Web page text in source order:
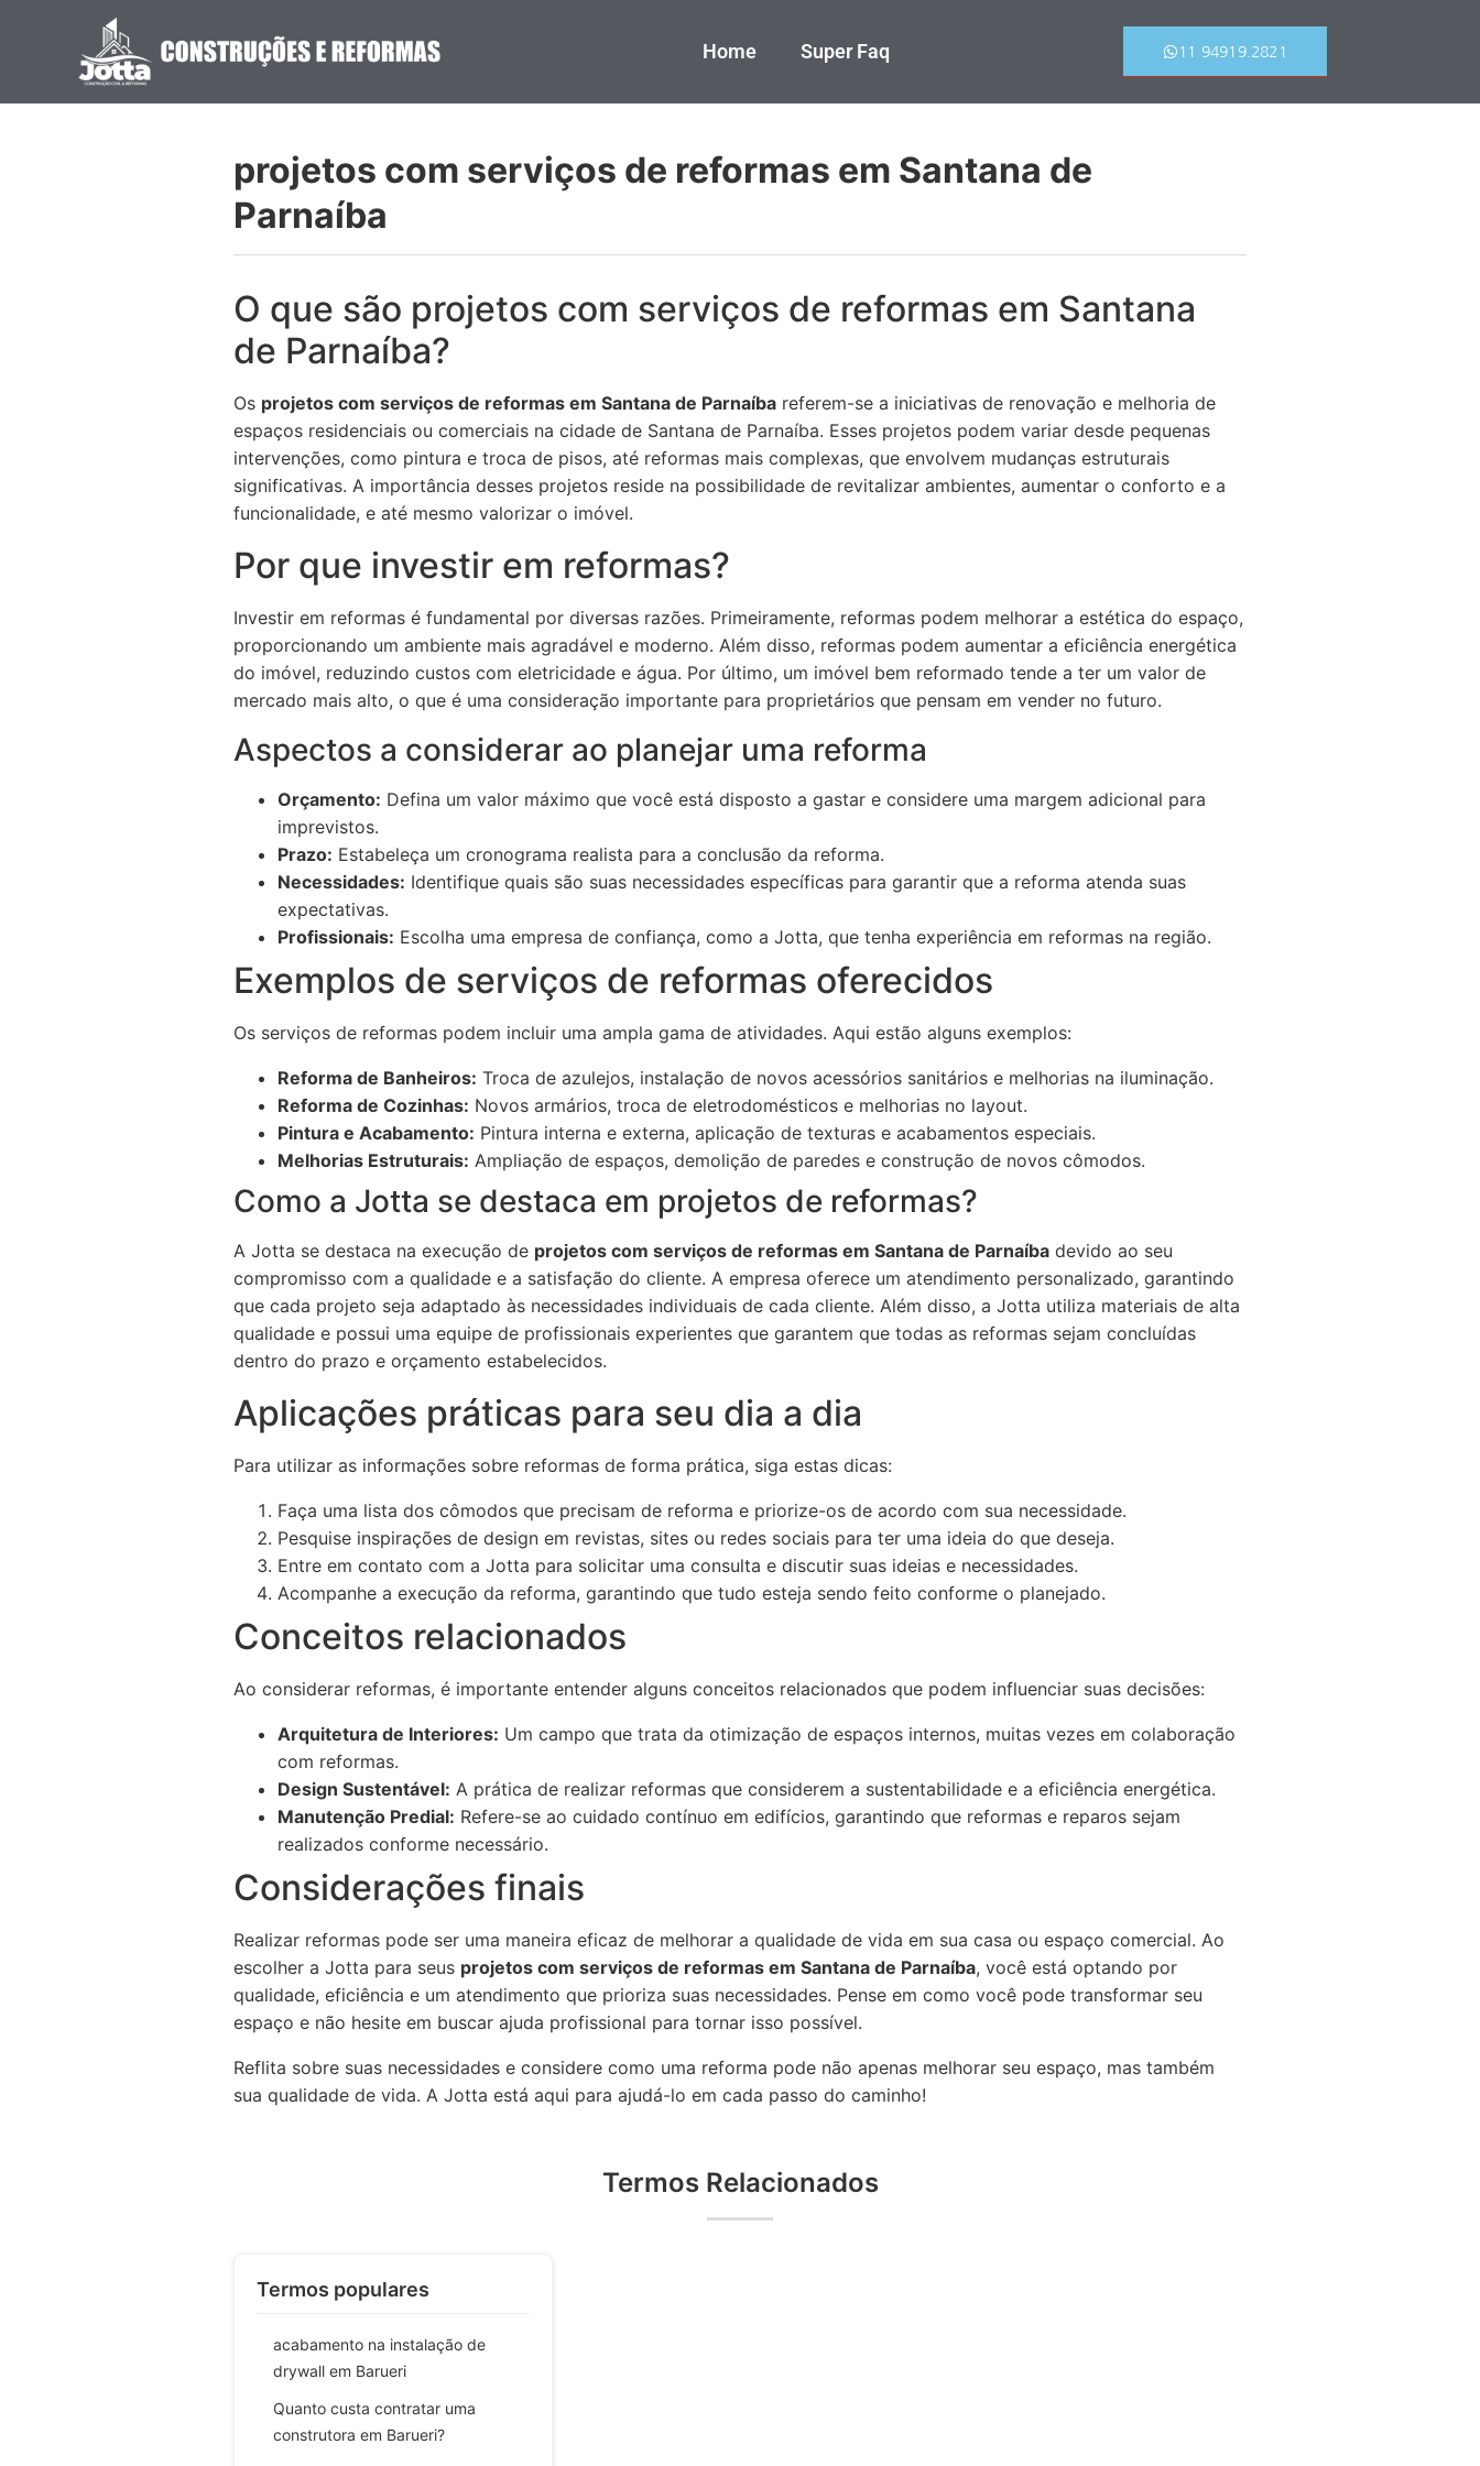
Home Super Faq 11 94919.2821
projetos com serviços de reformas em Santana de
Parnaíba
O que são projetos com serviços de reformas em Santana
de Parnaíba?
Os projetos com serviços de reformas em Santana de Parnaíba referem-se a iniciativas de renovação e melhoria de
espaços residenciais ou comerciais na cidade de Santana de Parnaíba. Esses projetos podem variar desde pequenas
intervenções, como pintura e troca de pisos, até reformas mais complexas, que envolvem mudanças estruturais
significativas. A importância desses projetos reside na possibilidade de revitalizar ambientes, aumentar o conforto e a
funcionalidade, e até mesmo valorizar o imóvel.
Por que investir em reformas?
Investir em reformas é fundamental por diversas razões. Primeiramente, reformas podem melhorar a estética do espaço,
proporcionando um ambiente mais agradável e moderno. Além disso, reformas podem aumentar a eficiência energética
do imóvel, reduzindo custos com eletricidade e água. Por último, um imóvel bem reformado tende a ter um valor de
mercado mais alto, o que é uma consideração importante para proprietários que pensam em vender no futuro.
Aspectos a considerar ao planejar uma reforma
Orçamento: Defina um valor máximo que você está disposto a gastar e considere uma margem adicional para
imprevistos.
Prazo: Estabeleça um cronograma realista para a conclusão da reforma.
Necessidades: Identifique quais são suas necessidades específicas para garantir que a reforma atenda suas
expectativas.
Profissionais: Escolha uma empresa de confiança, como a Jotta, que tenha experiência em reformas na região.
Exemplos de serviços de reformas oferecidos
Os serviços de reformas podem incluir uma ampla gama de atividades. Aqui estão alguns exemplos:
Reforma de Banheiros: Troca de azulejos, instalação de novos acessórios sanitários e melhorias na iluminação.
Reforma de Cozinhas: Novos armários, troca de eletrodomésticos e melhorias no layout.
Pintura e Acabamento: Pintura interna e externa, aplicação de texturas e acabamentos especiais.
Melhorias Estruturais: Ampliação de espaços, demolição de paredes e construção de novos cômodos.
Como a Jotta se destaca em projetos de reformas?
A Jotta se destaca na execução de projetos com serviços de reformas em Santana de Parnaíba devido ao seu
compromisso com a qualidade e a satisfação do cliente. A empresa oferece um atendimento personalizado, garantindo
que cada projeto seja adaptado às necessidades individuais de cada cliente. Além disso, a Jotta utiliza materiais de alta
qualidade e possui uma equipe de profissionais experientes que garantem que todas as reformas sejam concluídas
dentro do prazo e orçamento estabelecidos.
Aplicações práticas para seu dia a dia
Para utilizar as informações sobre reformas de forma prática, siga estas dicas:
Faça uma lista dos cômodos que precisam de reforma e priorize-os de acordo com sua necessidade.
Pesquise inspirações de design em revistas, sites ou redes sociais para ter uma ideia do que deseja.
Entre em contato com a Jotta para solicitar uma consulta e discutir suas ideias e necessidades.
Acompanhe a execução da reforma, garantindo que tudo esteja sendo feito conforme o planejado.
Conceitos relacionados
Ao considerar reformas, é importante entender alguns conceitos relacionados que podem influenciar suas decisões:
Arquitetura de Interiores: Um campo que trata da otimização de espaços internos, muitas vezes em colaboração
com reformas.
Design Sustentável: A prática de realizar reformas que considerem a sustentabilidade e a eficiência energética.
Manutenção Predial: Refere-se ao cuidado contínuo em edifícios, garantindo que reformas e reparos sejam
realizados conforme necessário.
Considerações finais
Realizar reformas pode ser uma maneira eficaz de melhorar a qualidade de vida em sua casa ou espaço comercial. Ao
escolher a Jotta para seus projetos com serviços de reformas em Santana de Parnaíba, você está optando por
qualidade, eficiência e um atendimento que prioriza suas necessidades. Pense em como você pode transformar seu
espaço e não hesite em buscar ajuda profissional para tornar isso possível.
Reflita sobre suas necessidades e considere como uma reforma pode não apenas melhorar seu espaço, mas também
sua qualidade de vida. A Jotta está aqui para ajudá-lo em cada passo do caminho!
Termos Relacionados
Termos populares
acabamento na instalação de
drywall em Barueri
Quanto custa contratar uma
construtora em Barueri?